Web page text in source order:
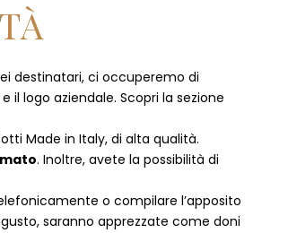
destinatari, ci occuperemo di
logo aziendale. Scopri la sezione
Made in Italy, di alta qualità.
. Inoltre, avete la possibilità di
o compilare l’apposito
saranno apprezzate come doni